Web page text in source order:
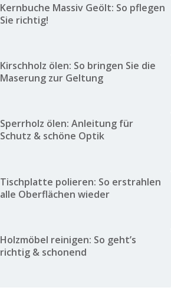
Kernbuche Massiv Geölt: So pflegen
Sie richtig!
Kirschholz ölen: So bringen Sie die
Maserung zur Geltung
Sperrholz ölen: Anleitung für
Schutz & schöne Optik
Tischplatte polieren: So erstrahlen
alle Oberflächen wieder
Holzmöbel reinigen: So geht’s
richtig & schonend